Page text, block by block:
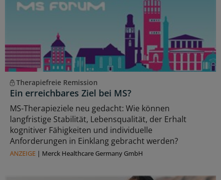
Therapiefreie Remission
Ein erreichbares Ziel bei MS?
MS-Therapieziele neu gedacht: Wie können
langfristige Stabilität, Lebensqualität, der Erhalt
kognitiver Fähigkeiten und individuelle
Anforderungen in Einklang gebracht werden?
ANZEIGE | Merck Healthcare Germany GmbH